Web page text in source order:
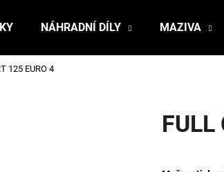
NÁHRADNÍ DÍLY MAZIVA
125 EURO 4
FULL
Co potřebujete najít?
HLEDAT